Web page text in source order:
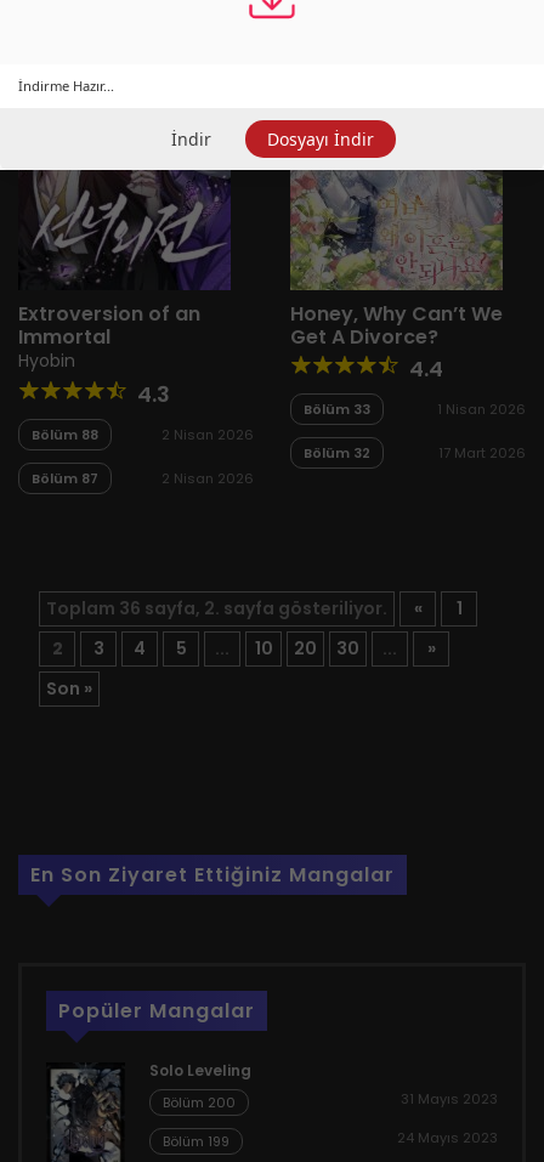
Extroversion of an
Immortal
Hyobin
4.3
Bölüm 88 2 Nisan 2026
Bölüm 87 2 Nisan 2026
Honey, Why Can’t We
Get A Divorce?
4.4
Bölüm 33 1 Nisan 2026
Bölüm 32 17 Mart 2026
Toplam 36 sayfa, 2. sayfa gösteriliyor. «
1
2
3 4 5 ... 10 20 30 ...
»
Son »
En Son Ziyaret Ettiğiniz Mangalar
Popüler Mangalar
Solo Leveling
Bölüm 200 31 Mayıs 2023
Bölüm 199 24 Mayıs 2023
İndirme Hazır...
İndir Dosyayı İndir